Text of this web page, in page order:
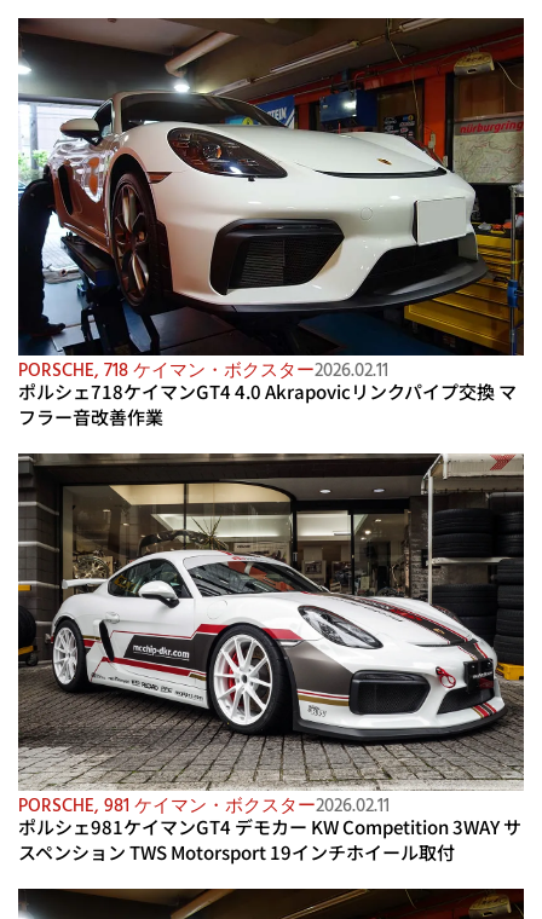
PORSCHE, 718 ケイマン・ボクスター2026.02.11
ポルシェ718ケイマンGT4 4.0 Akrapovicリンクパイプ交換 マ
フラー音改善作業
PORSCHE, 981 ケイマン・ボクスター2026.02.11
ポルシェ981ケイマンGT4 デモカー KW Competition 3WAY サ
スペンション TWS Motorsport 19インチホイール取付